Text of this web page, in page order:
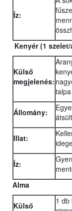
Íz:
Kenyér(1 szelet/
Külső
megjelenés:
Állomány:
Illat:
Íz:
Alma
Külső
1 db